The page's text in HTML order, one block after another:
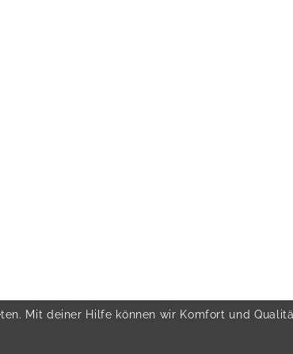
Mit deiner Hilfe können wir Komfort und